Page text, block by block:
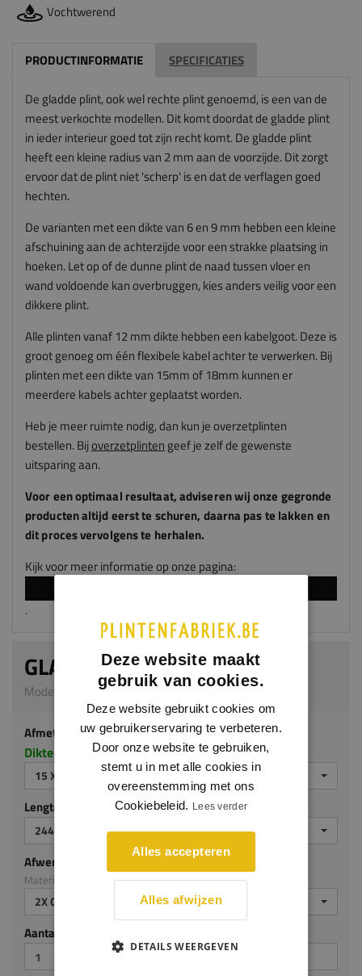
Vochtwerend
PRODUCTINFORMATIE SPECIFICATIES
De gladde plint, ook wel rechte plint genoemd, is een van de
meest verkochte modellen. Dit komt doordat de gladde plint
in ieder interieur goed tot zijn recht komt. De gladde plint
heeft een kleine radius van 2 mm aan de voorzijde. Dit zorgt
ervoor dat de plint niet 'scherp' is en dat de verflagen goed
hechten.
De varianten met een dikte van 6 en 9 mm hebben een kleine
afschuining aan de achterzijde voor een strakke plaatsing in
hoeken. Let op of de dunne plint de naad tussen vloer en
wand voldoende kan overbruggen, kies anders veilig voor een
dikkere plint.
Alle plinten vanaf 12 mm dikte hebben een kabelgoot. Deze is
groot genoeg om één flexibele kabel achter te verwerken. Bij
plinten met een dikte van 15mm of 18mm kunnen er
meerdere kabels achter geplaatst worden.
Heb je meer ruimte nodig, dan kun je overzetplinten
bestellen. Bijoverzetplinten geef je zelf de gewenste
uitsparing aan.
Voor een optimaal resultaat, adviserenwijonze gegronde
producten altijd eerst te schuren, daarna pas te lakken en
dit proces vervolgens te herhalen.
Kijk voor meer informatie op onze pagina:
.
GLADDE PLINT
Model 0101 | 15 x 70 mm | MDF v313
Afmeting
Dikte x hoogte in millimeters
15 X 70 MM
Lengte (mm)
2440 MM
Afwerking
Materiaal: MDF v313
2X GEGROND
Aantal stuks
Deze website maakt
gebruik van cookies.
Deze website gebruikt cookies om
uw gebruikerservaring te verbeteren.
Door onze website te gebruiken,
stemt u in met alle cookies in
overeenstemming met ons
Cookiebeleid. Lees verder
Alles accepteren
Alles afwijzen
DETAILS WEERGEVEN